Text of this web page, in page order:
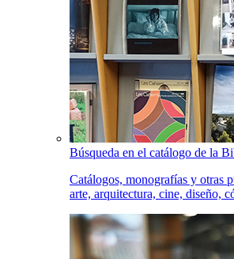
Búsqueda en el catálogo de la
Catálogos, monografías y otras
arte, arquitectura, cine, diseño,